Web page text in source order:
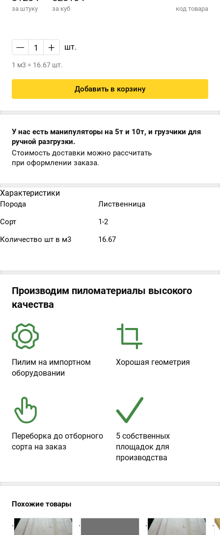
за штуку
за куб код товара
— + шт.
1 м3 = 16.67 шт.
Добавить в корзину
У нас есть манипуляторы на 5т и 10т, и грузчики для
ручной разгрузки.
Стоимость доставки можно рассчитать
при оформлении заказа.
Характеристики
Порода
Лиственница
Сорт
1-2
Количество шт в м3
16.67
Производим пиломатериалы высокого
качества
Пилим на импортном
оборудовании
Хорошая геометрия
Переборка до отборного
сорта на заказ
5 собственных
площадок для
производства
Похожие товары
. . . .